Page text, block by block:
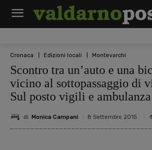
Cronaca Edizioni locali Montevarchi
Scontro tra un’auto e una
vicino al sottopassaggio di
Sul posto vigili e ambulanza
di Monica Campani 8 Settembre 2015